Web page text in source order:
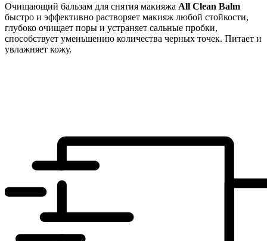
Очищающий бальзам для снятия макияжа All Clean Balm
быстро и эффективно растворяет макияж любой стойкости,
глубоко очищает поры и устраняет сальные пробки,
способствует уменьшению количества черных точек. Питает и
увлажняет кожу.